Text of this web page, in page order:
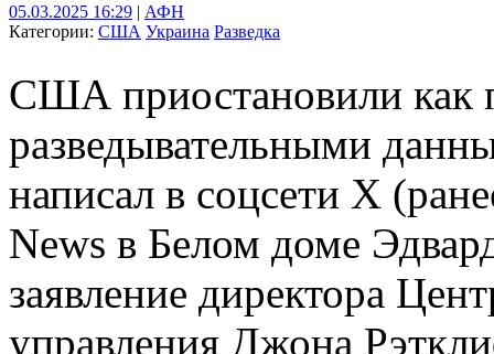
05.03.2025 16:29 | АФН
Категории: США Украина Разведка
США приостановили как
разведывательными
написал в соцсети X
News в Белом доме
заявление директора
управления Джона